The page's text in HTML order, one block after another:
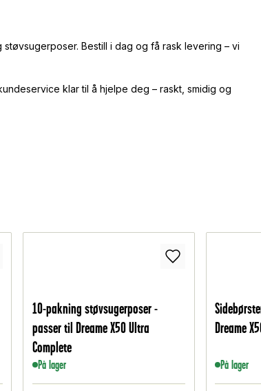
Bestill i dag og få rask levering – vi
klar til å hjelpe deg – raskt, smidig og
10-pakning støvsugerposer -
passer til Dreame X50 Ultra
Complete
På lager
Dreame
På lager